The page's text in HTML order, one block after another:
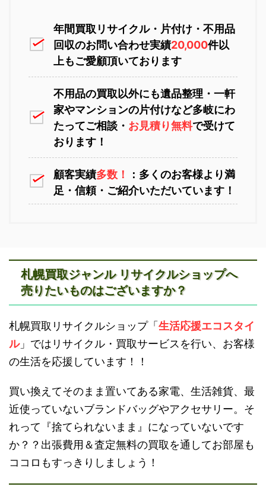
苫小牧不用品回収 室蘭不用品回収
砂川不用品回収 帯広・十勝不用品回収
年間買取リサイクル・片付け・不用品
回収のお問い合わせ実績20,000件以
上もご愛顧頂いております
不用品の買取以外にも遺品整理・一軒
家やマンションの片付けなど多岐にわ
たってご相談・ お見積り無料で受けて
おります！
顧客実績多数！
：多くのお客様より満
足・信頼・ご紹介いただいています！
札幌買取ジャンル リサイクルショップへ
売りたいものはございますか？
札幌買取リサイクルショップ「生活応援エコスタイ
ル」ではリサイクル・買取サービスを行い、お客様
の生活を応援しています！！
買い換えてそのまま置いてある家電、生活雑貨、最
近使っていないブランドバッグやアクセサリー。そ
れって『捨てられないまま』になっていないです
か？？出張費用＆査定無料の買取を通してお部屋も
ココロもすっきりしましょう！